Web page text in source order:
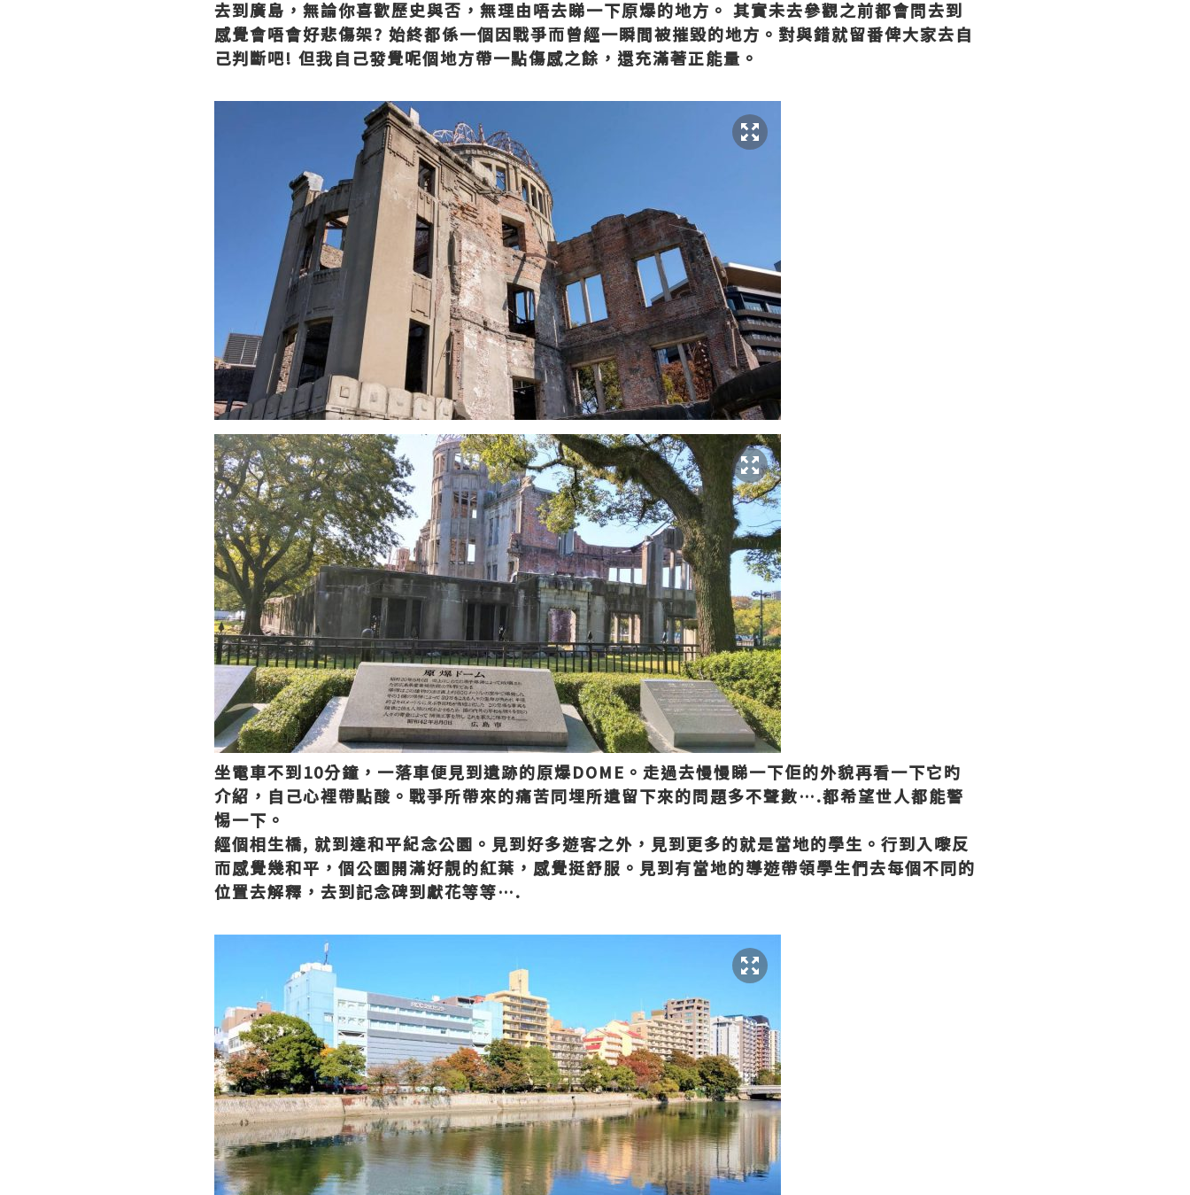
去到廣島，無論你喜歡歷史與否，無理由唔去睇一下原爆的地方。 其實未去參觀之前都會問去到
感覺會唔會好悲傷架? 始終都係一個因戰爭而曾經一瞬間被摧毀的地方。對與錯就留番俾大家去自
己判斷吧! 但我自己發覺呢個地方帶一點傷感之餘，還充滿著正能量。
坐電車不到10分鐘，一落車便見到遺跡的原爆DOME 。走過去慢慢睇一下佢的外貌再看一下它旳
介紹，自己心裡帶點酸。戰爭所帶來的痛苦同埋所遺留下來的問題多不聲數….都希望世人都能警
惕一下。
經個相生橋, 就到達和平紀念公園。見到好多遊客之外，見到更多的就是當地的學生。行到入嚟反
而感覺幾和平，個公園開滿好靚的紅葉，感覺挺舒服。 見到有當地的導遊帶領學生們去每個不同的
位置去解釋，去到記念碑到獻花等等….